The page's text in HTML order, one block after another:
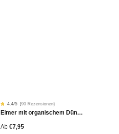
Rated
4.42
von
90
Kundenstimmen
4.4/5 (90 Rezensionen)
Eimer mit organischem Dünger
Ab €7,95